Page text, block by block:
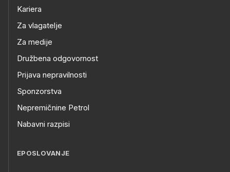
Kariera
Za vlagatelje
Za medije
Družbena odgovornost
Prijava nepravilnosti
Sponzorstva
Nepremičnine Petrol
Nabavni razpisi
EPOSLOVANJE